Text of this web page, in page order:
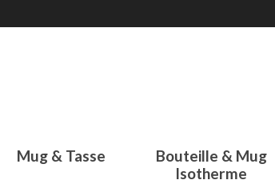
Mug & Tasse
Bouteille & Mug
Isotherme